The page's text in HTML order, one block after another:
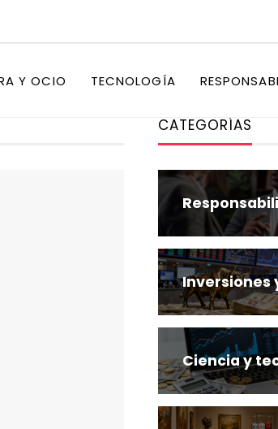
Y OCIO TECNOLOGÍA
CATEGORÍAS
Inversiones
Ciencia y